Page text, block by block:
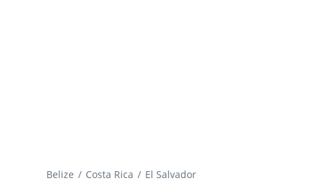
Belize Costa Rica El Salvador